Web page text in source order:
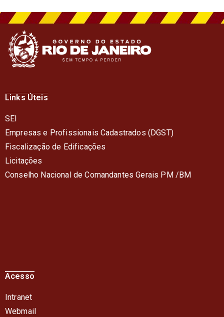
Links Úteis
SEI
Empresas e Profissionais Cadastrados (DGST)
Fiscalização de Edificações
Licitações
Conselho Nacional de Comandantes Gerais PM /BM
Acesso
Intranet
Webmail